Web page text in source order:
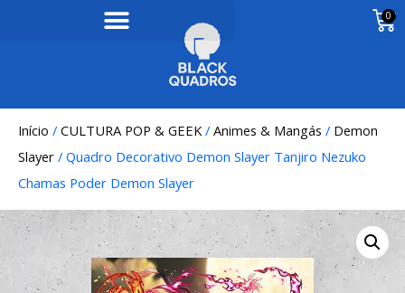
0
Início / CULTURA POP & GEEK/ Animes & Mangás / Demon
Slayer / Quadro Decorativo Demon Slayer Tanjiro Nezuko
Chamas Poder Demon Slayer